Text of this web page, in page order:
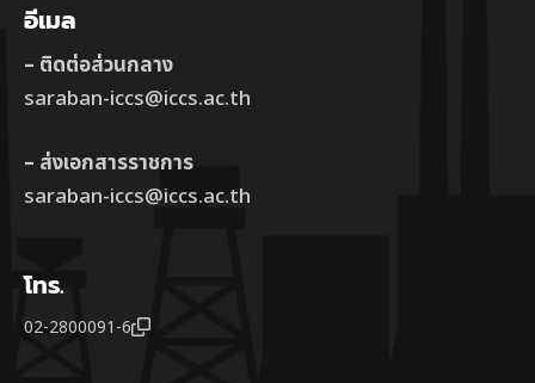
อีเมล
– ติดต่อส่วนกลาง
saraban-iccs@iccs.ac.th
– ส่งเอกสารราชการ
saraban-iccs@iccs.ac.th
โทร.
02-2800091-6